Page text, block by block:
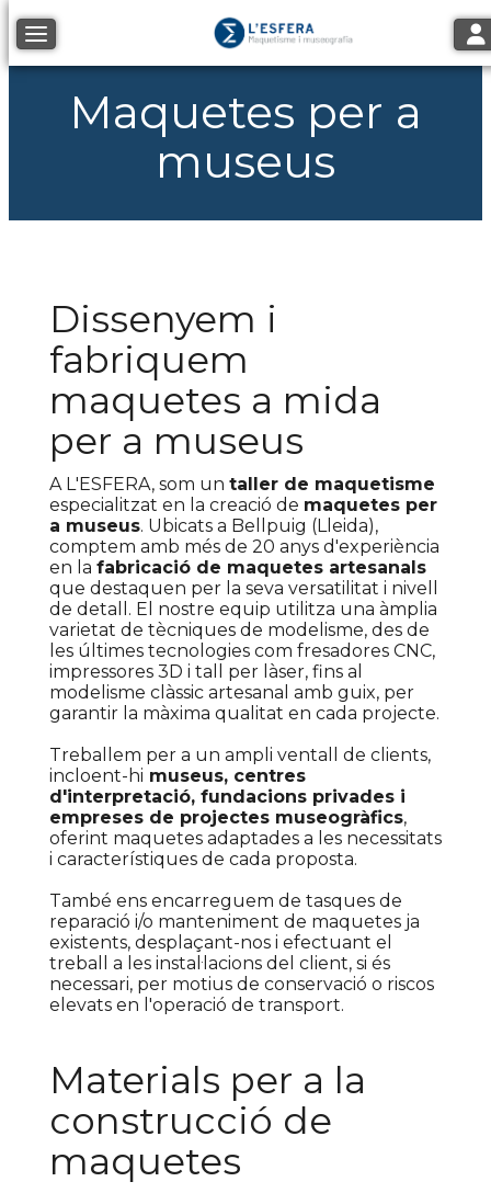
Toggle navigation
Maquetes per a
museus
Dissenyem i
fabriquem
maquetes a mida
per a museus
A L'ESFERA, som un taller de maquetisme
especialitzat en la creació de maquetes per
a museus. Ubicats a Bellpuig (Lleida),
comptem amb més de 20 anys d'experiència
en la fabricació de maquetes artesanals
que destaquen per la seva versatilitat i nivell
de detall. El nostre equip utilitza una àmplia
varietat de tècniques de modelisme, des de
les últimes tecnologies com fresadores CNC,
impressores 3D i tall per làser, fins al
modelisme clàssic artesanal amb guix, per
garantir la màxima qualitat en cada projecte.
Treballem per a un ampli ventall de clients,
incloent-hi museus, centres
d'interpretació, fundacions privades i
empreses de projectes museogràfics,
oferint maquetes adaptades a les necessitats
i característiques de cada proposta.
També ens encarreguem de tasques de
reparació i/o manteniment de maquetes ja
existents, desplaçant-nos i efectuant el
treball a les instal·lacions del client, si és
necessari, per motius de conservació o riscos
elevats en l'operació de transport.
Materials per a la
construcció de
maquetes